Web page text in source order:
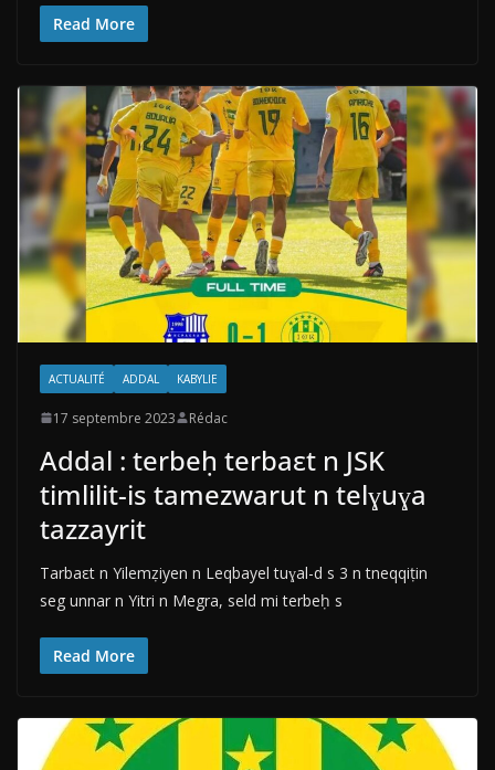
Read More
ACTUALITÉ ADDAL KABYLIE
17 septembre 2023 Rédac
Addal : terbeḥ terbaεt n JSK
timlilit-is tamezwarut n telɣuɣa
tazzayrit
Tarbaεt n Yilemẓiyen n Leqbayel tuɣal-d s 3 n tneqqiṭin
seg unnar n Yitri n Megra, seld mi terbeḥ s
Read More